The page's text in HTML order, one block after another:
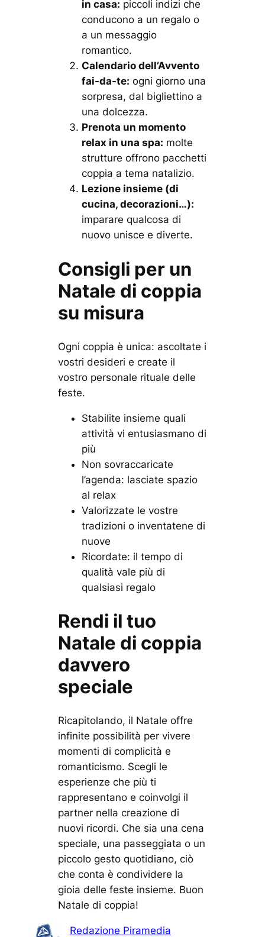
in casa: piccoli indizi che
conducono a un regalo o
a un messaggio
romantico.
Calendario dell’Avvento
fai-da-te: ogni giorno una
sorpresa, dal bigliettino a
una dolcezza.
Prenota un momento
relax in una spa: molte
strutture offrono pacchetti
coppia a tema natalizio.
Lezione insieme (di
cucina, decorazioni…):
imparare qualcosa di
nuovo unisce e diverte.
Consigli per un
Natale di coppia
su misura
Ogni coppia è unica: ascoltate i
vostri desideri e create il
vostro personale rituale delle
feste.
Stabilite insieme quali
attività vi entusiasmano di
più
Non sovraccaricate
l’agenda: lasciate spazio
al relax
Valorizzate le vostre
tradizioni o inventatene di
nuove
Ricordate: il tempo di
qualità vale più di
qualsiasi regalo
Rendi il tuo
Natale di coppia
davvero
speciale
Ricapitolando, il Natale offre
infinite possibilità per vivere
momenti di complicità e
romanticismo. Scegli le
esperienze che più ti
rappresentano e coinvolgi il
partner nella creazione di
nuovi ricordi. Che sia una cena
speciale, una passeggiata o un
piccolo gesto quotidiano, ciò
che conta è condividere la
gioia delle feste insieme. Buon
Natale di coppia!
Redazione Piramedia